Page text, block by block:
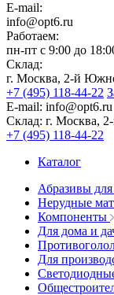
E-mail:
info@opt6.ru
Работаем:
пн-пт с 9:00 до
Склад:
г. Москва, 2-й
+7 (495) 118-44-22
E-mail: info@opt6.ru
Склад: г. Москва,
+7 (495) 118-44-22
Каталог
Абразивы для
Нерудные
Компоненты
Для дома и
Для